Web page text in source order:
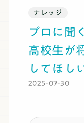
推薦
ナレッジ
プロに聞
高校生が
してほし
2025-07-30